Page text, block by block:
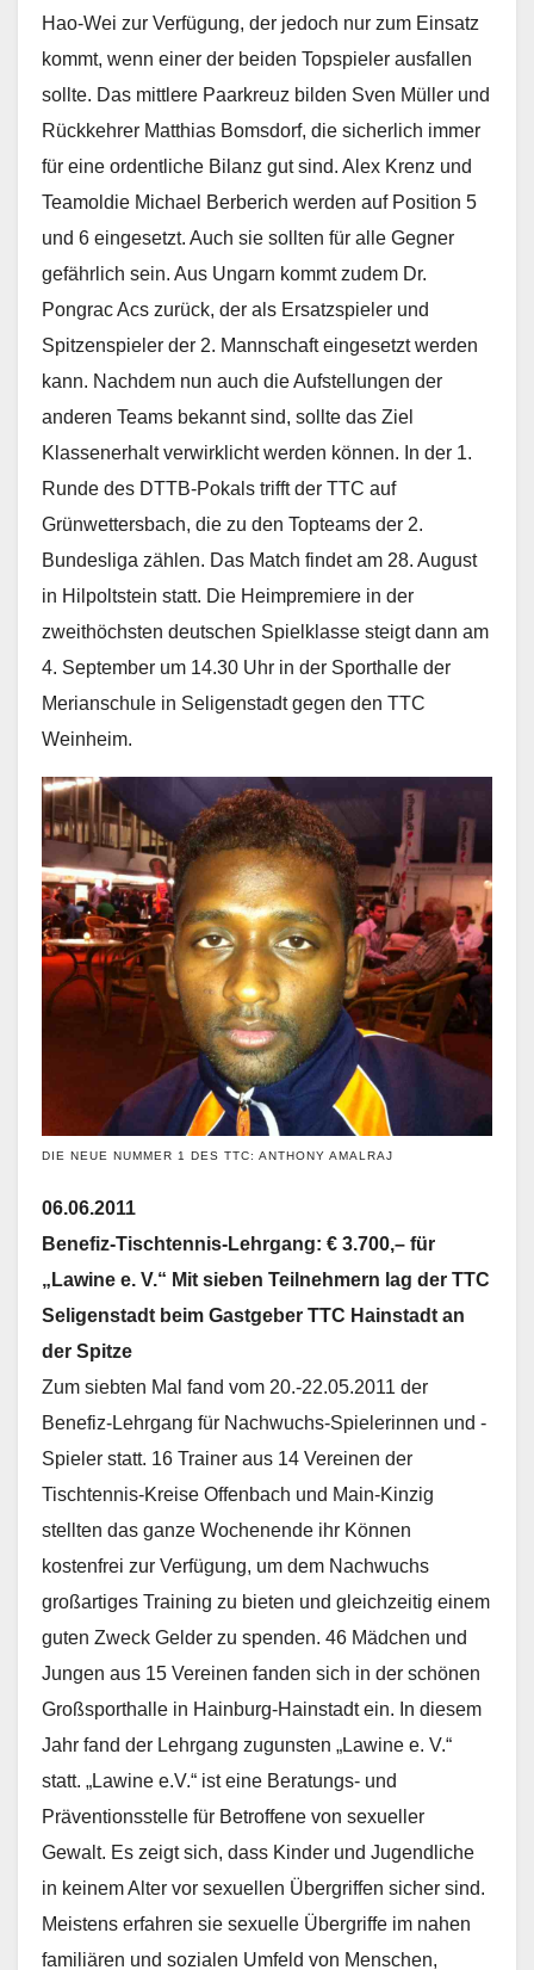
Hao-Wei zur Verfügung, der jedoch nur zum Einsatz
kommt, wenn einer der beiden Topspieler ausfallen
sollte. Das mittlere Paarkreuz bilden Sven Müller und
Rückkehrer Matthias Bomsdorf, die sicherlich immer
für eine ordentliche Bilanz gut sind. Alex Krenz und
Teamoldie Michael Berberich werden auf Position 5
und 6 eingesetzt. Auch sie sollten für alle Gegner
gefährlich sein. Aus Ungarn kommt zudem Dr.
Pongrac Acs zurück, der als Ersatzspieler und
Spitzenspieler der 2. Mannschaft eingesetzt werden
kann. Nachdem nun auch die Aufstellungen der
anderen Teams bekannt sind, sollte das Ziel
Klassenerhalt verwirklicht werden können. In der 1.
Runde des DTTB-Pokals trifft der TTC auf
Grünwettersbach, die zu den Topteams der 2.
Bundesliga zählen. Das Match findet am 28. August
in Hilpoltstein statt. Die Heimpremiere in der
zweithöchsten deutschen Spielklasse steigt dann am
4. September um 14.30 Uhr in der Sporthalle der
Merianschule in Seligenstadt gegen den TTC
Weinheim.
DIE NEUE NUMMER 1 DES TTC: ANTHONY AMALRAJ
06.06.2011
Benefiz-Tischtennis-Lehrgang: € 3.700,– für
„Lawine e. V.“ Mit sieben Teilnehmern lag der TTC
Seligenstadt beim Gastgeber TTC Hainstadt an
der Spitze
Zum siebten Mal fand vom 20.-22.05.2011 der
Benefiz-Lehrgang für Nachwuchs-Spielerinnen und -
Spieler statt. 16 Trainer aus 14 Vereinen der
Tischtennis-Kreise Offenbach und Main-Kinzig
stellten das ganze Wochenende ihr Können
kostenfrei zur Verfügung, um dem Nachwuchs
großartiges Training zu bieten und gleichzeitig einem
guten Zweck Gelder zu spenden. 46 Mädchen und
Jungen aus 15 Vereinen fanden sich in der schönen
Großsporthalle in Hainburg-Hainstadt ein. In diesem
Jahr fand der Lehrgang zugunsten „Lawine e. V.“
statt. „Lawine e.V.“ ist eine Beratungs- und
Präventionsstelle für Betroffene von sexueller
Gewalt. Es zeigt sich, dass Kinder und Jugendliche
in keinem Alter vor sexuellen Übergriffen sicher sind.
Meistens erfahren sie sexuelle Übergriffe im nahen
familiären und sozialen Umfeld von Menschen,